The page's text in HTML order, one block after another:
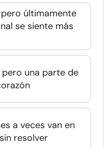
últimamente
se siente más
una parte de
a veces van en
resolver